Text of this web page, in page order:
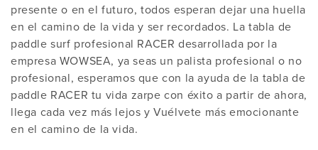
c
i
ó
n
:
presente o en el futuro, todos esperan dejar una huella
en el camino de la vida y ser recordados. La tabla de
paddle surf profesional RACER desarrollada por la
empresa WOWSEA, ya seas un palista profesional o no
profesional, esperamos que con la ayuda de la tabla de
paddle RACER tu vida zarpe con éxito a partir de ahora,
llega cada vez más lejos y Vuélvete más emocionante
en el camino de la vida.